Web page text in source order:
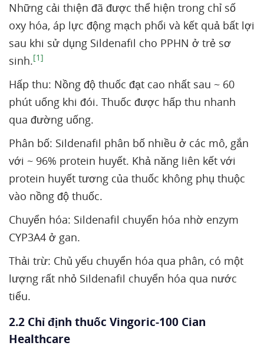
Những cải thiện đã được thể hiện trong chỉ số
oxy hóa, áp lực động mạch phổi và kết quả bất lợi
sau khi sử dụng Sildenafil cho PPHN ở trẻ sơ
sinh.[1]
Hấp thu: Nồng độ thuốc đạt cao nhất sau ~ 60
phút uống khi đói. Thuốc được hấp thu nhanh
qua đường uống.
Phân bố: Sildenafil phân bố nhiều ở các mô, gắn
với ~ 96% protein huyết. Khả năng liên kết với
protein huyết tương của thuốc không phụ thuộc
vào nồng độ thuốc.
Chuyển hóa: Sildenafil chuyển hóa nhờ enzym
CYP3A4 ở gan.
Thải trừ: Chủ yếu chuyển hóa qua phân, có một
lượng rất nhỏ Sildenafil chuyển hóa qua nước
tiểu.
2.2 Chỉ định thuốc Vingoric-100 Cian
Healthcare